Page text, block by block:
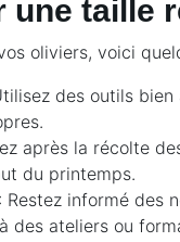
une taille
oliviers, voici
des outils
après la récolte
du printemps.
: Restez informé des
des ateliers ou